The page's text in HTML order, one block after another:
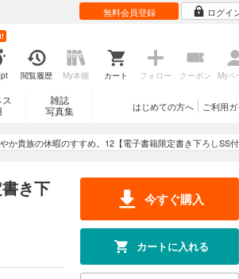
無料会員登録 ログイ
閲覧履歴 My本棚 カート フォロー クーポン Myペ
雑誌
写真集
ご利用
はじめての方へ
か貴族の休暇のすすめ。12【電子書籍限定書き下ろしSS付
き下
今すぐ購入
カートに入れる
毎週水曜 深夜24時
★電子書
ズも絶好調！ 癒し
雇われたりと、冒険
ダに魔鳥騎兵団が
したいリゼルの、
、「休暇」道中第
試し読み
ら毎週水曜 深夜24時
【あらす
タルニアでも、迷
ルが貴族になりきっ
誰もボスを倒せな
、その攻略法とは
ズ第６弾！
カートに入れる
試し読み
ら毎週水曜 深夜24時
カートに入れる